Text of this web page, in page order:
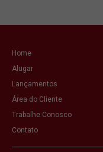
Home
Alugar
Lançamentos
Área do Cliente
Trabalhe Conosco
Contato